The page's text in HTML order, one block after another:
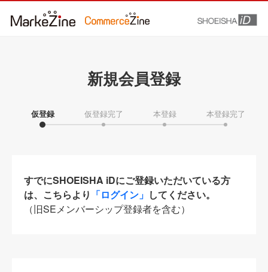
新規会員登録
仮登録 仮登録完了 本登録 本登録完了
すでにSHOEISHA iDにご登録いただいている方
は、こちらより 「ログイン」 してください。
（旧SEメンバーシップ登録者を含む）